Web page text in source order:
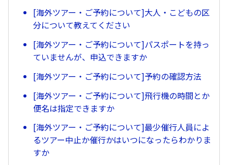
[海外ツアー・ご予約について]大人・こどもの区
分について教えてください
[海外ツアー・ご予約について]パスポートを持っ
ていませんが、申込できますか
[海外ツアー・ご予約について]予約の確認方法
[海外ツアー・ご予約について]飛行機の時間とか
便名は指定できますか
[海外ツアー・ご予約について]最少催行人員によ
るツアー中止か催行かはいつになったらわかりま
すか